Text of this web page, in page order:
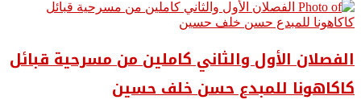
الفصلان الأول والثاني كاملين من مسرحية قبائل
كاكاهونا للمبدع حسن خلف حسين